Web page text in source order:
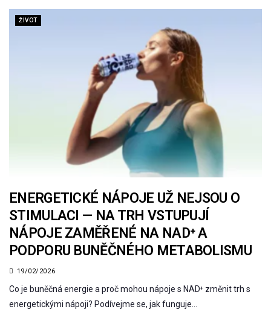
ŽIVOT
ENERGETICKÉ NÁPOJE UŽ NEJSOU O
STIMULACI — NA TRH VSTUPUJÍ
NÁPOJE ZAMĚŘENÉ NA NAD⁺ A
PODPORU BUNĚČNÉHO METABOLISMU
19/02/2026
Co je buněčná energie a proč mohou nápoje s NAD⁺ změnit trh s
energetickými nápoji? Podívejme se, jak funguje…